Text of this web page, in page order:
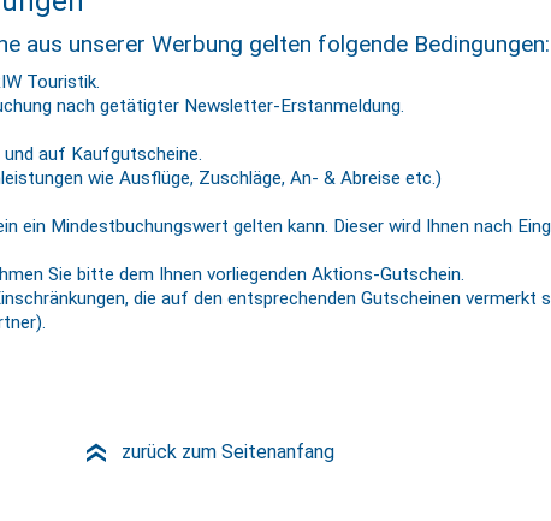
aus unserer Werbung gelten folgende Bedingungen:
Touristik.
nach getätigter Newsletter-Erstanmeldung.
auf Kaufgutscheine.
wie Ausflüge, Zuschläge, An- & Abreise etc.)
ein Mindestbuchungswert gelten kann. Dieser wird Ihnen nach
Sie bitte dem Ihnen vorliegenden Aktions-Gutschein.
die auf den entsprechenden Gutscheinen vermerkt
» zurück zum Seitenanfang